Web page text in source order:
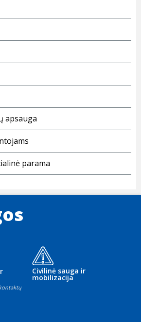
apsauga
parama
Civilinė sauga ir
mobilizacija